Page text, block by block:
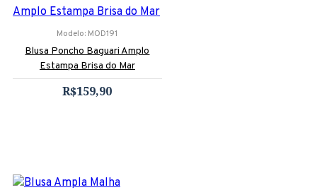
Modelo: MOD191
Blusa Poncho Baguari Amplo
Estampa Brisa do Mar
R$159,90